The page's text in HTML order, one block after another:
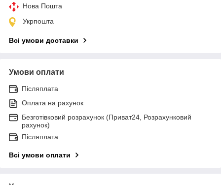
Нова Пошта
Укрпошта
Всі умови доставки
Умови оплати
Післяплата
Оплата на рахунок
Безготівковий розрахунок (Приват24, Розрахунковий
рахунок)
Післяплата
Всі умови оплати